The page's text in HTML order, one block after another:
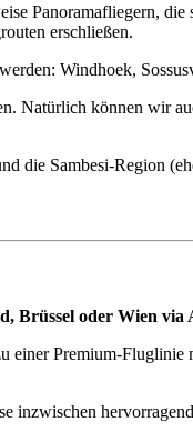
Panoramafliegern,
erschließen.
Windhoek,
Natürlich können wir
die Sambesi-Region
Brüssel oder Wien via
einer Premium-